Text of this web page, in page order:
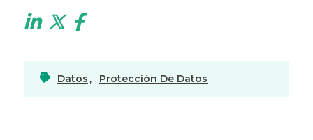
Datos , Protección De Datos